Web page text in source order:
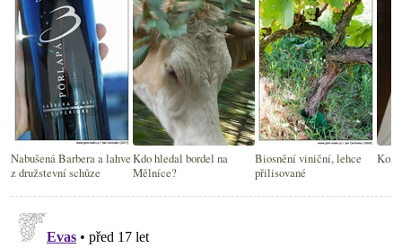
Nabušená Barbera a lahve
z družstevní schůze
Kdo hledal bordel na
Mělníce?
Biosnění viniční, lehce
přilisované